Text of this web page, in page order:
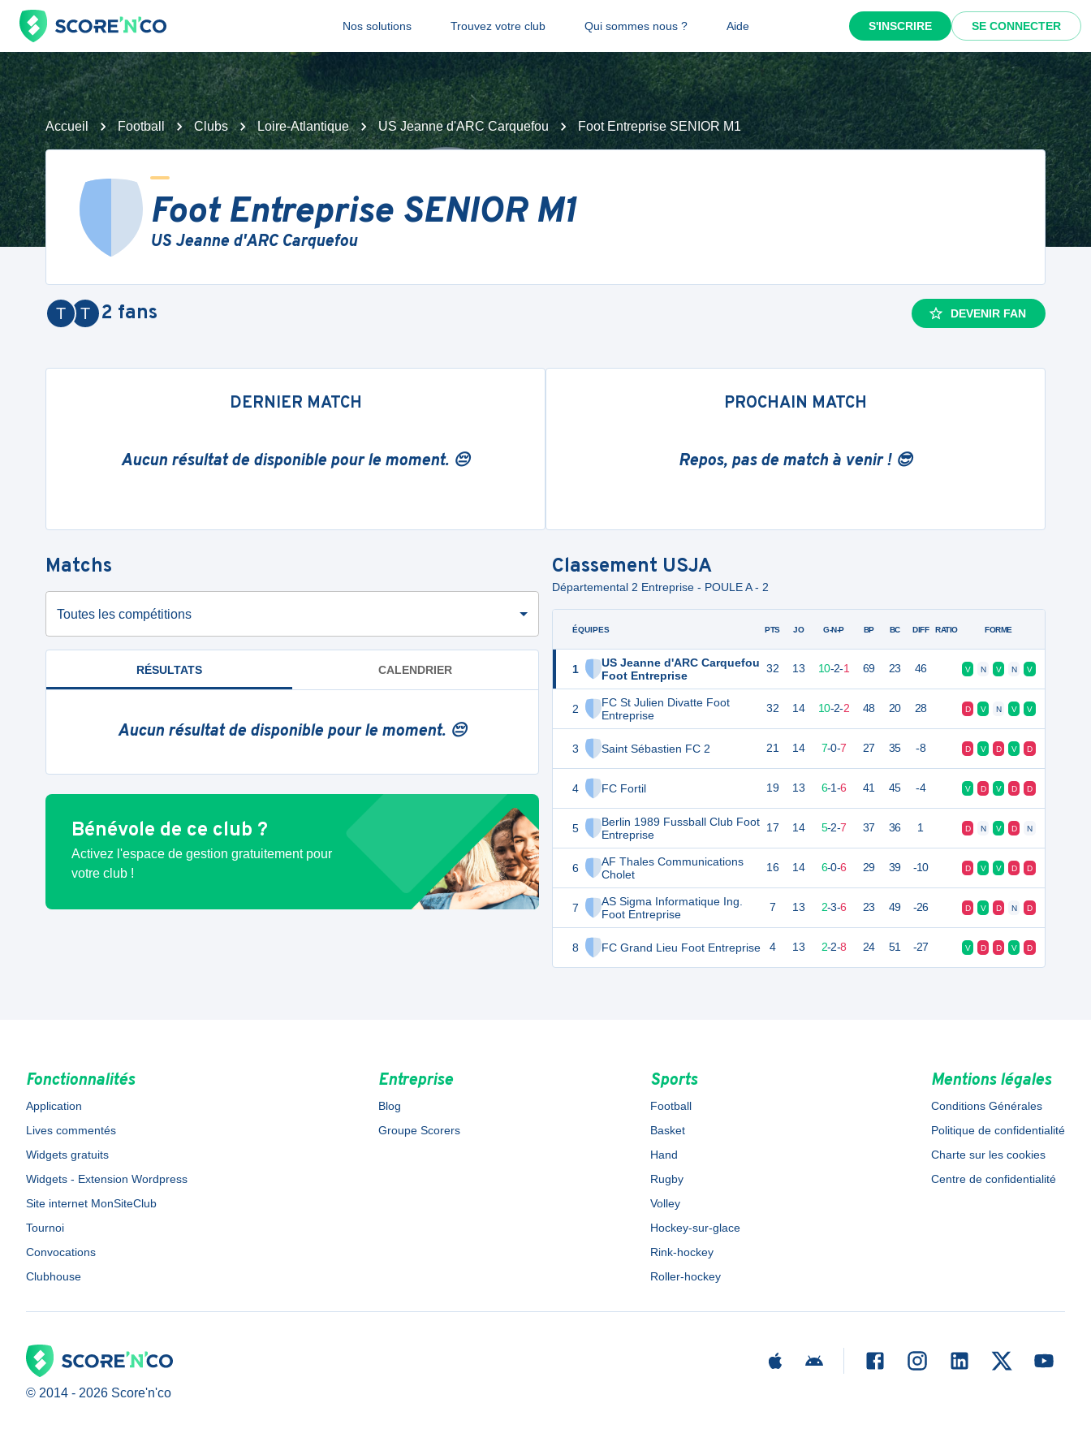
Nos solutions Trouvez votre club Qui sommes nous ? Aide S'INSCRIRE SE CONNECTER
Accueil Football Clubs Loire-Atlantique US Jeanne d'ARC Carquefou Foot Entreprise SENIOR M1
Foot Entreprise SENIOR M1
US Jeanne d'ARC Carquefou
T
T 2 fans DEVENIR FAN
DERNIER MATCH
Aucun résultat de disponible pour le moment. 😔
PROCHAIN MATCH
Repos, pas de match à venir ! 😎
Matchs
Toutes les compétitions
RÉSULTATS CALENDRIER
Aucun résultat de disponible pour le moment. 😔
Bénévole de ce club ?
Activez l'espace de gestion gratuitement pour
votre club !
Classement USJA
Départemental 2 Entreprise - POULE A - 2
ÉQUIPES
1
US Jeanne d'ARC Carquefou
Foot Entreprise
2
FC St Julien Divatte Foot
Entreprise
3 Saint Sébastien FC 2
4 FC Fortil
5
Berlin 1989 Fussball Club Foot
Entreprise
6
AF Thales Communications
Cholet
7
AS Sigma Informatique Ing.
Foot Entreprise
8 FC Grand Lieu Foot Entreprise
PTS JO G-N-P BP BC DIFF RATIO FORME
32 13 10-2-1 69 23 46 V N V N V
32 14 10-2-2 48 20 28 D V N V V
21 14 7-0-7 27 35 -8 D V D V D
19 13 6-1-6 41 45 -4 V D V D D
17 14 5-2-7 37 36 1 D N V D N
16 14 6-0-6 29 39 -10 D V V D D
7 13 2-3-6 23 49 -26 D V D N D
4 13 2-2-8 24 51 -27 V D D V D
Fonctionnalités
Application
Lives commentés
Widgets gratuits
Widgets - Extension Wordpress
Site internet MonSiteClub
Tournoi
Convocations
Clubhouse
Entreprise
Blog
Groupe Scorers
Sports
Football
Basket
Hand
Rugby
Volley
Hockey-sur-glace
Rink-hockey
Roller-hockey
Mentions légales
Conditions Générales
Politique de confidentialité
Charte sur les cookies
Centre de confidentialité
© 2014 - 2026 Score'n'co